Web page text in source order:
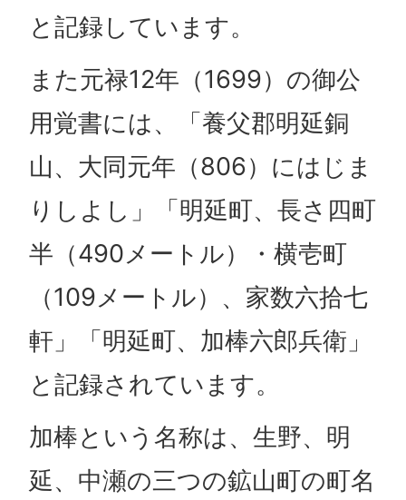
と記録しています。
また元禄12年（1699）の御公
用覚書には、「養父郡明延銅
山、大同元年（806）にはじま
りしよし」「明延町、長さ四町
半（490メートル）・横壱町
（109メートル）、家数六拾七
軒」「明延町、加棒六郎兵衛」
と記録されています。
加棒という名称は、生野、明
延、中瀬の三つの鉱山町の町名